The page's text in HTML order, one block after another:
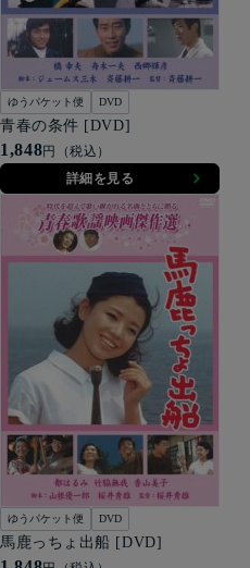
ゆうパケット便 DVD
青春の条件 [DVD]
1,848円（税込）
詳細を見る
ゆうパケット便 DVD
馬鹿っちょ出船 [DVD]